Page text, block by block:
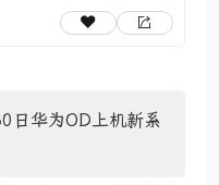
日华为OD上机新系